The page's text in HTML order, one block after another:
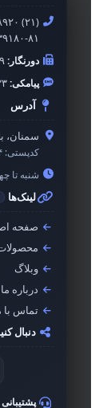
۰۲۳-
۰۲۳-
دورنگار:
پیامکی:
آدرس
سمنان،
کدپستی:
شنبه تا
لینک‌ها
صفحه
وبلاگ
درباره ما
تماس با
دنبال
پشتیبانی